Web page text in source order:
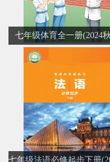
七年级体育全一册(2024